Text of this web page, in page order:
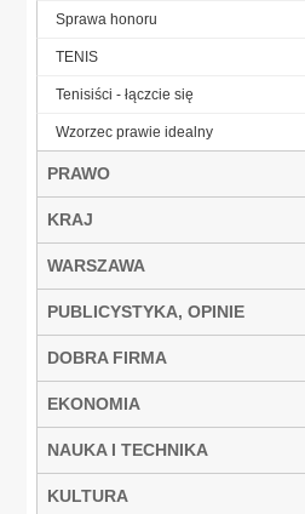
Sprawa honoru
TENIS
Tenisiści - łączcie się
Wzorzec prawie idealny
PRAWO
KRAJ
WARSZAWA
PUBLICYSTYKA, OPINIE
DOBRA FIRMA
EKONOMIA
NAUKA I TECHNIKA
KULTURA